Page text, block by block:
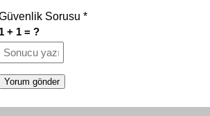
Sorusu *
+ 1 = ?